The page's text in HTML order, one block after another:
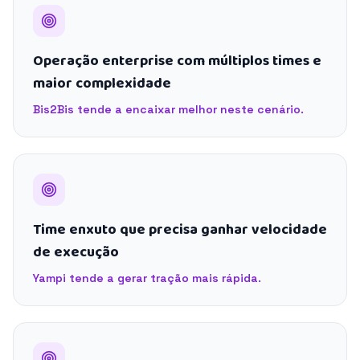
Operação enterprise com múltiplos times e
maior complexidade
Bis2Bis tende a encaixar melhor neste cenário.
Time enxuto que precisa ganhar velocidade
de execução
Yampi tende a gerar tração mais rápida.